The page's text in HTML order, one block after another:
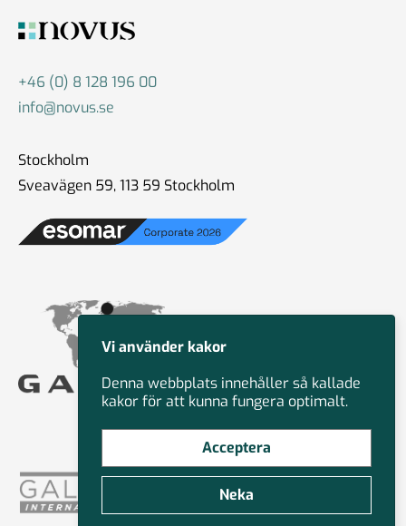
+46 (0) 8 128 196 00
info@novus.se
Stockholm
Sveavägen 59, 113 59 Stockholm
Vi använder kakor
Denna webbplats innehåller så kallade
kakor för att kunna fungera optimalt.
Acceptera
Neka